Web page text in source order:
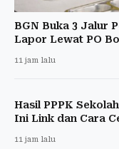
BGN Buka 3 Jalur
Lapor Lewat PO
11 jam lalu
Hasil PPPK
Ini Link dan Cara
11 jam lalu